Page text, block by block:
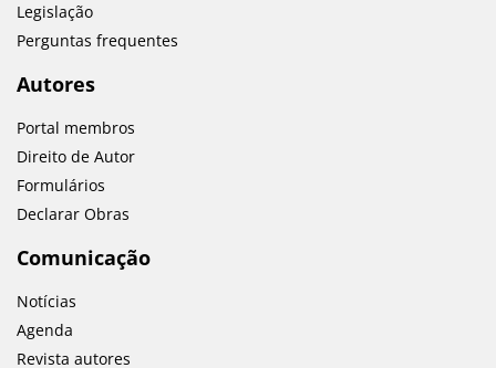
Legislação
Perguntas frequentes
Autores
Portal membros
Direito de Autor
Formulários
Declarar Obras
Comunicação
Notícias
Agenda
Revista autores